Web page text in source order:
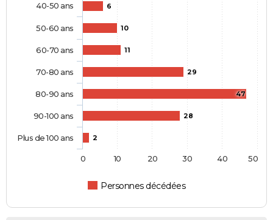
6
10
11
29
47
28
2
Personnes décédées
40-50 ans
50-60 ans
60-70 ans
70-80 ans
80-90 ans
90-100 ans
Plus de 100 ans
0 10 20 30 40 50